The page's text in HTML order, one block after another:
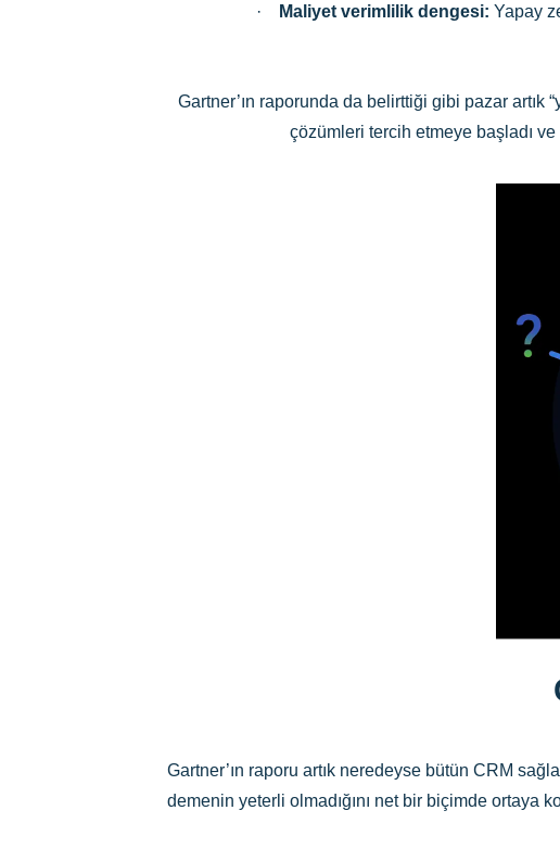
· Maliyet verimlilik dengesi: Yapay
Gartner’ın raporunda da belirttiği gibi pazar artık
çözümleri tercih etmeye başladı
Gartner’ın raporu artık neredeyse bütün CRM
demenin yeterli olmadığını net bir biçimde ortaya